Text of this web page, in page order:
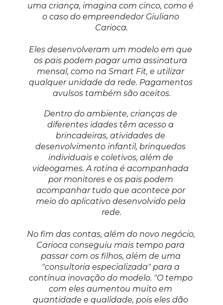
uma criança, imagina com cinco, como é
o caso do empreendedor Giuliano
Carioca.
Eles desenvolveram um modelo em que
os pais podem pagar uma assinatura
mensal, como na Smart Fit, e utilizar
qualquer unidade da rede. Pagamentos
avulsos também são aceitos.
Dentro do ambiente, crianças de
diferentes idades têm acesso a
brincadeiras, atividades de
desenvolvimento infantil, brinquedos
individuais e coletivos, além de
videogames. A rotina é acompanhada
por monitores e os pais podem
acompanhar tudo que acontece por
meio do aplicativo desenvolvido pela
rede.
No fim das contas, além do novo negócio,
Carioca conseguiu mais tempo para
passar com os filhos, além de uma
"consultoria especializada" para a
contínua inovação do modelo. "O tempo
com eles aumentou muito em
quantidade e qualidade, pois eles dão